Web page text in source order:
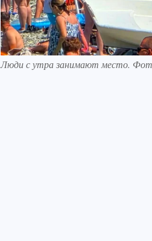
Люди с утра занимают место.